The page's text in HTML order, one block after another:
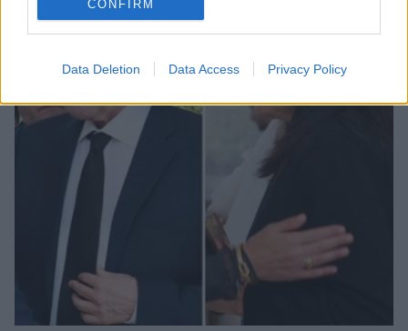
CONFIRM
Data Deletion Data Access Privacy Policy